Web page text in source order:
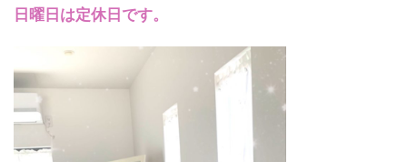
日曜日は定休日です。